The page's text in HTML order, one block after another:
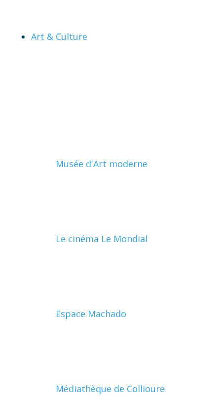
Art & Culture
Musée d'Art moderne
Le cinéma Le Mondial
Espace Machado
Médiathèque de Collioure